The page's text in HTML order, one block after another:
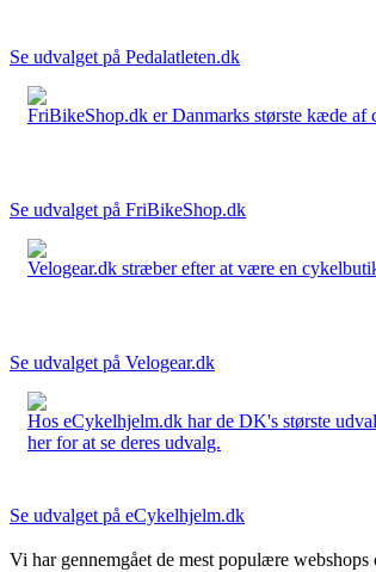
Se udvalget på Pedalatleten.dk
FriBikeShop.dk er Danmarks største kæde af
Se udvalget på FriBikeShop.dk
Velogear.dk stræber efter at være en
Se udvalget på Velogear.dk
Hos eCykelhjelm.dk har de DK's største
her for at se deres udvalg.
Se udvalget på eCykelhjelm.dk
Vi har gennemgået de mest populære